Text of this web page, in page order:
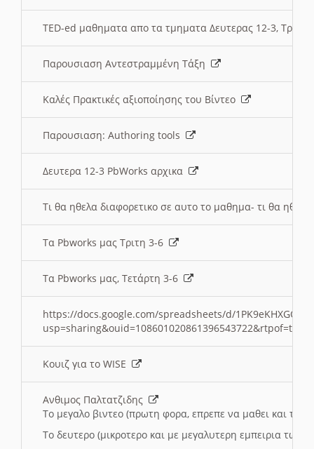
TED-ed μαθηματα απο τα τμηματα Δευτερας 12-3,
Παρουσιαση Αντεστραμμένη Τάξη
Καλές Πρακτικές αξιοποίησης του Βίντεο
Παρουσιαση: Authoring tools
Δευτερα 12-3 PbWorks αρχικα
Τι θα ηθελα διαφορετικο σε αυτο το μαθημα- τι θα
Τα Pbworks μας Τριτη 3-6
Τα Pbworks μας, Τετάρτη 3-6
https://docs.google.com/spreadsheets/d/
Κουιζ για το WISE
Ανθιμος Παλτατζιδης
Το μεγαλο βιντεο (πρωτη φορα, επρεπε να μαθει και το
Το δευτερο (μικροτερο και με μεγαλυτερη εμπειρια